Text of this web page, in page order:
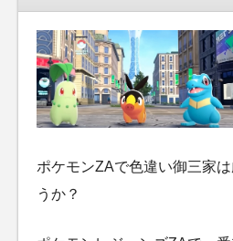
ポケモンZAで色違い御三家
うか？